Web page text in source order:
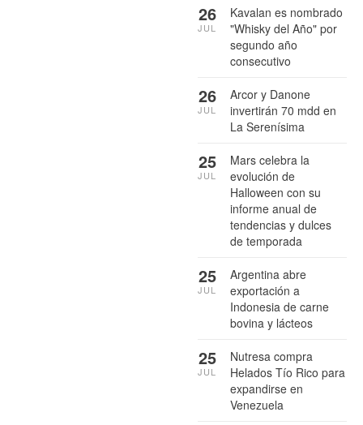
Kavalan es nombrado
"Whisky del Año" por
segundo año
consecutivo
26
JUL
Arcor y Danone
invertirán 70 mdd en
La Serenísima
26
JUL
Mars celebra la
evolución de
Halloween con su
informe anual de
tendencias y dulces
de temporada
25
JUL
Argentina abre
exportación a
Indonesia de carne
bovina y lácteos
25
JUL
Nutresa compra
Helados Tío Rico para
expandirse en
Venezuela
25
JUL